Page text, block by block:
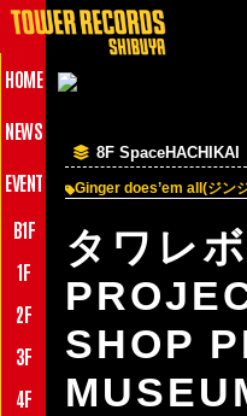
HOME
NEWS
EVENT
B1F
1F
2F
3F
4F
8F SpaceHACHIKAI
Ginger does’em all(ジン
タワレ
SHOP